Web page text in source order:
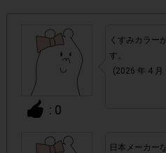
・スマートフォン、携帯電話、
て、機種によってはアンケート
ます。
▼ポイント付与対象外
: 0
くすみカラー
す。
(2026 年 4
日本メーカー